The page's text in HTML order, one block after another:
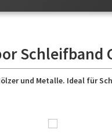
Schleifband
und Metalle. Ideal für